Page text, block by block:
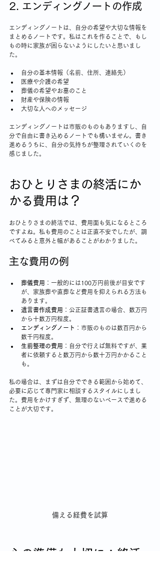
2. エンディングノートの作成
エンディングノートは、自分の希望や大切な情報を
まとめるノートです。私はこれを作ることで、もし
もの時に家族が困らないようにしたいと思いまし
た。
自分の基本情報（名前、住所、連絡先）
医療や介護の希望
葬儀の希望やお墓のこと
財産や保険の情報
大切な人へのメッセージ
エンディングノートは市販のものもありますし、自
分で自由に書き込めるノートでも構いません。書き
進めるうちに、自分の気持ちが整理されていくのを
感じました。
おひとりさまの終活にか
かる費用は？
おひとりさまの終活では、費用面も気になるところ
ですよね。私も費用のことは正直不安でしたが、調
べてみると意外と幅があることがわかりました。
主な費用の例
葬儀費用 ：一般的には100万円前後が目安です
が、家族葬や直葬など費用を抑えられる方法も
あります。
遺言書作成費用 ：公正証書遺言の場合、数万円
から十数万円程度。
エンディングノート ：市販のものは数百円から
数千円程度。
生前整理の費用 ：自分で行えば無料ですが、業
者に依頼すると数万円から数十万円かかること
も。
私の場合は、まずは自分でできる範囲から始めて、
必要に応じて専門家に相談するスタイルにしまし
た。費用をかけすぎず、無理のないペースで進める
ことが大切です。
備える経費を試算
心の準備も大切に：終活